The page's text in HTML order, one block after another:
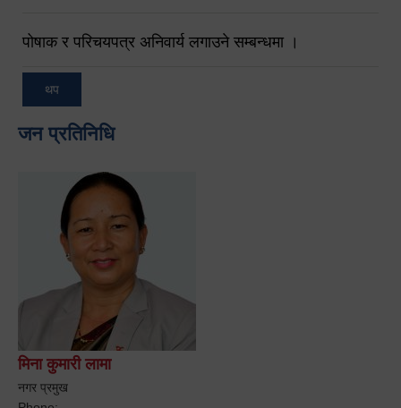
पोषाक र परिचयपत्र अनिवार्य लगाउने सम्बन्धमा ।
थप
जन प्रतिनिधि
मिना कुमारी लामा
नगर प्रमुख